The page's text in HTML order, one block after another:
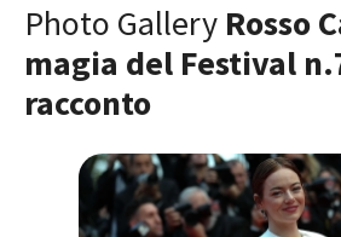
Photo Gallery Rosso
magia del Festival
racconto